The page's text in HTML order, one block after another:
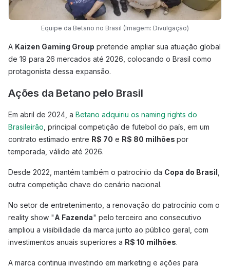
Equipe da Betano no Brasil (Imagem: Divulgação)
A Kaizen Gaming Group pretende ampliar sua atuação global
de 19 para 26 mercados até 2026, colocando o Brasil como
protagonista dessa expansão.
Ações da Betano pelo Brasil
Em abril de 2024, a Betano adquiriu os naming rights do
Brasileirão , principal competição de futebol do país, em um
contrato estimado entre R$ 70 e R$ 80 milhões por
temporada, válido até 2026.
Desde 2022, mantém também o patrocínio da Copa do Brasil
outra competição chave do cenário nacional.
No setor de entretenimento, a renovação do patrocínio com o
reality show "A Fazenda" pelo terceiro ano consecutivo
ampliou a visibilidade da marca junto ao público geral, com
investimentos anuais superiores a R$ 10 milhões.
A marca continua investindo em marketing e ações para